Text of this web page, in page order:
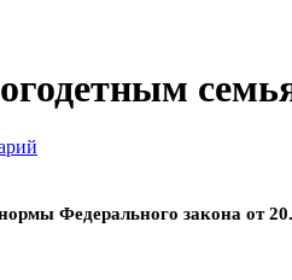
Федерального закона от